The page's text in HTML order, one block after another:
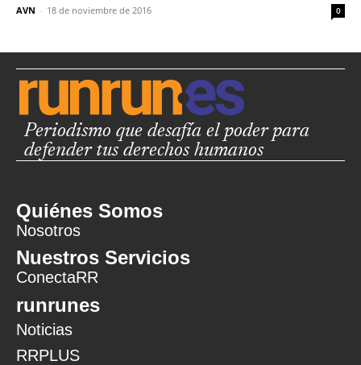
AVN - 18 de noviembre de 2016 0
Periodismo que desafía el poder para
defender tus derechos humanos
Quiénes Somos
Nosotros
Nuestros Servicios
ConectaRR
runrunes
Noticias
RRPLUS